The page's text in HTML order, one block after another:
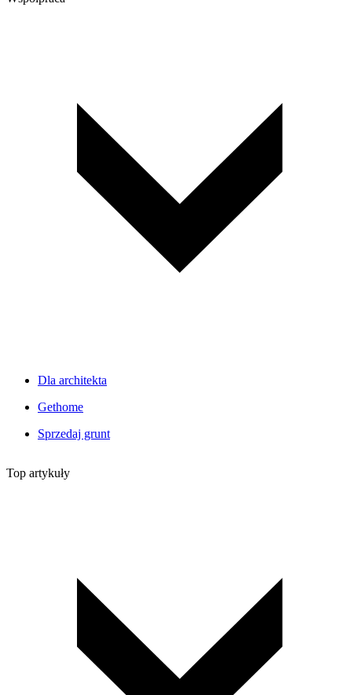
Dla architekta
Gethome
Sprzedaj grunt
Top artykuły